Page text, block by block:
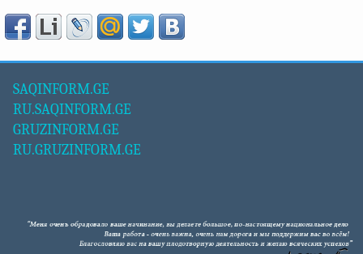
SAQINFORM.GE
RU.SAQINFORM.GE
GRUZINFORM.GE
RU.GRUZINFORM.GE